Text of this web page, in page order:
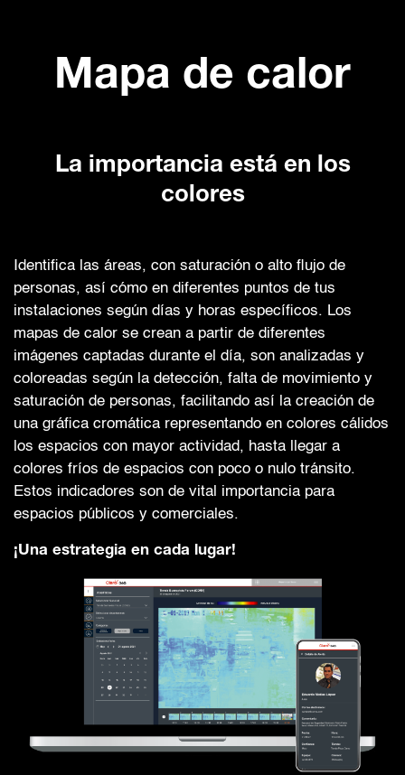
Mapa de calor
La importancia está en los
colores
Identifica las áreas, con saturación o alto flujo de
personas, así cómo en diferentes puntos de tus
instalaciones según días y horas específicos. Los
mapas de calor se crean a partir de diferentes
imágenes captadas durante el día, son analizadas y
coloreadas según la detección, falta de movimiento y
saturación de personas, facilitando así la creación de
una gráfica cromática representando en colores cálidos
los espacios con mayor actividad, hasta llegar a
colores fríos de espacios con poco o nulo tránsito.
Estos indicadores son de vital importancia para
espacios públicos y comerciales.
¡Una estrategia en cada lugar!